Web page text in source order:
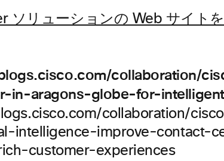
ソリューションの Web サイト
collaboration/
in-aragons-globe-for-
collaboration/
intelligence-improve-contact-
customer-experiences